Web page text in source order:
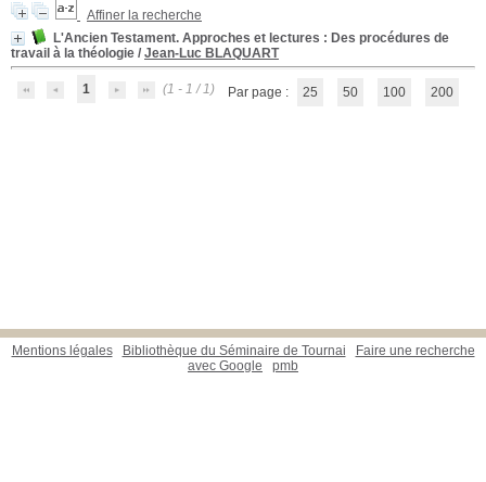
Affiner la recherche
L'Ancien Testament. Approches et lectures : Des procédures de
travail à la théologie / Jean-Luc BLAQUART
1 (1 - 1 / 1) Par page : 25 50 100 200
Mentions légales Bibliothèque du Séminaire de Tournai
Faire une recherche
avec Google
pmb